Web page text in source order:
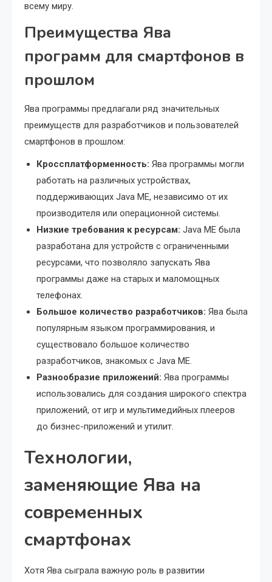
всему миру.
Преимущества Ява
программ для смартфонов в
прошлом
Ява программы предлагали ряд значительных
преимуществ для разработчиков и пользователей
смартфонов в прошлом:
Кроссплатформенность: Ява программы могли
работать на различных устройствах,
поддерживающих Java ME, независимо от их
производителя или операционной системы.
Низкие требования к ресурсам: Java ME была
разработана для устройств с ограниченными
ресурсами, что позволяло запускать Ява
программы даже на старых и маломощных
телефонах.
Большое количество разработчиков: Ява была
популярным языком программирования, и
существовало большое количество
разработчиков, знакомых с Java ME.
Разнообразие приложений: Ява программы
использовались для создания широкого спектра
приложений, от игр и мультимедийных плееров
до бизнес-приложений и утилит.
Технологии,
заменяющие Ява на
современных
смартфонах
Хотя Ява сыграла важную роль в развитии